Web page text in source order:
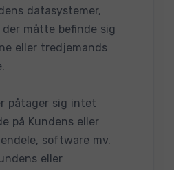
datasystemer,
måtte befinde sig
eller tredjemands
påtager sig intet
på Kundens eller
software mv.
eller